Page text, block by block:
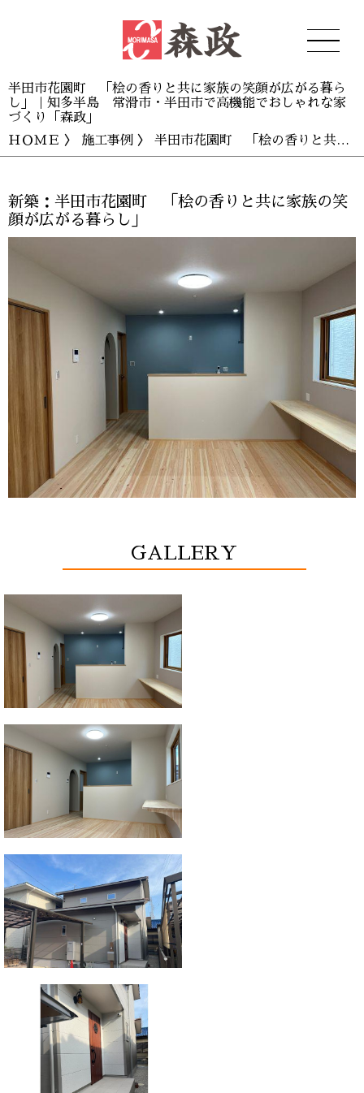
半田市花園町 「桧の香りと共に家族の笑顔が広がる暮ら
し」｜知多半島 常滑市・半田市で高機能でおしゃれな家
づくり「森政」
ＨＯＭＥ 〉 施工事例 〉 半田市花園町 「桧の香りと共に家族の笑顔が広がる暮らし」
新築：半田市花園町 「桧の香りと共に家族の笑
顔が広がる暮らし」
GALLERY